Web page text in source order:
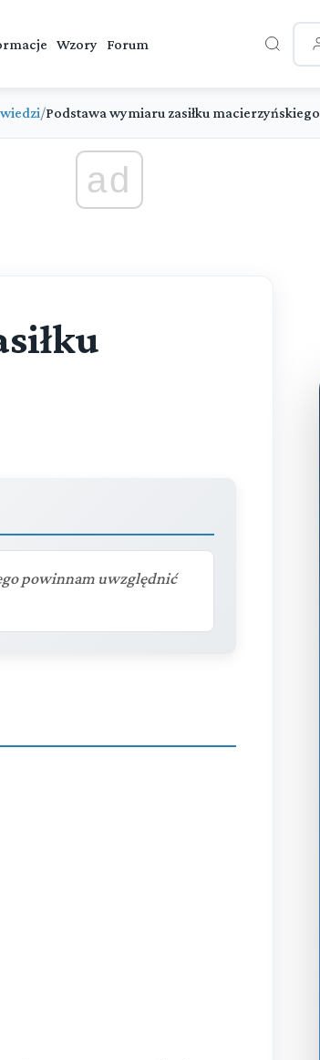
Wzory Forum
/Podstawa wymiaru zasiłku macierzyńskiego
ad
powinnam uwzględnić